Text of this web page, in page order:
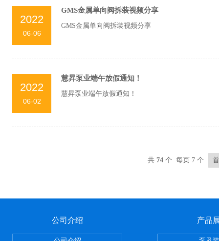
2022
06-06
GMS金属单向阀拆装视频分享
GMS金属单向阀拆装视频分享
2022
06-02
慧昇泵业端午放假通知！
慧昇泵业端午放假通知！
共 74个 每页 7 个
公司介绍 产品